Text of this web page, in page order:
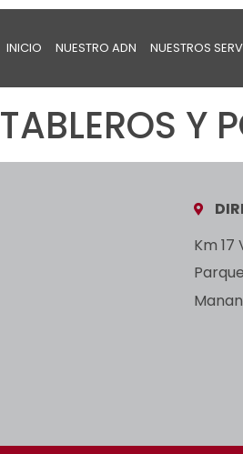
INICIO NUESTRO ADN NUESTROS
TABLEROS Y
Km 17